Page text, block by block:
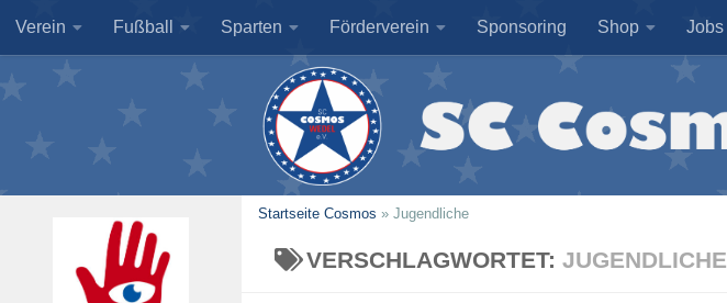
Zum Inhalt springen
Verein Fußball Sparten Förderverein Sponsoring Shop Jobs
Startseite Cosmos » Jugendliche
VERSCHLAGWORTET: JUGENDLICHE